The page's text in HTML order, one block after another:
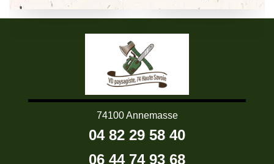
74100 Annemasse
04 82 29 58 40
06 44 74 93 68